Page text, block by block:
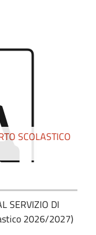
SCOLASTICO
SERVIZIO DI
2026/2027)